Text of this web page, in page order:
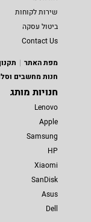
שירות לקוחות
ביטול עסקה
Contact Us
מפת האתר
חנות מחשבים
חנויות מותג
Lenovo
Apple
Samsung
HP
Xiaomi
SanDisk
Asus
Dell